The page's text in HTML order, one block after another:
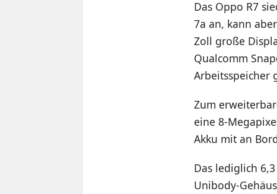
Das Oppo R7
7a an, kann
Zoll große
Qualcomm
Arbeitsspeicher
Zum
eine 8-
Akku mit an
Das lediglich
Unibody-